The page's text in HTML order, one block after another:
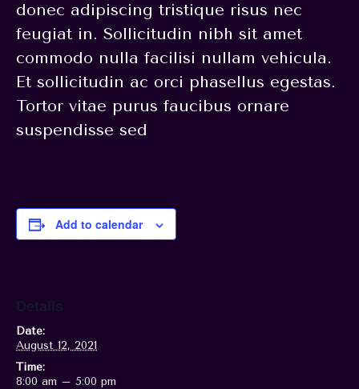
donec adipiscing tristique risus nec
feugiat in. Sollicitudin nibh sit amet
commodo nulla facilisi nullam vehicula.
Et sollicitudin ac orci phasellus egestas.
Tortor vitae purus faucibus ornare
suspendisse sed
Add to calendar
Details
Date:
August 12, 2021
Time:
8:00 am – 5:00 pm